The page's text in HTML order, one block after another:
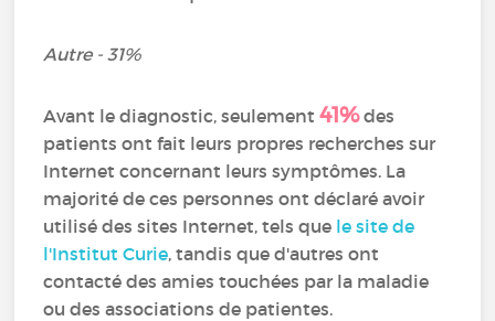
Autre - 31%
Avant le diagnostic, seulement41%des
patients ont fait leurs propres recherches sur
Internet concernant leurs symptômes. La
majorité de ces personnes ont déclaré avoir
utilisé des sites Internet, tels que le site de
l'Institut Curie, tandis que d'autres ont
contacté des amies touchées par la maladie
ou des associations de patientes.